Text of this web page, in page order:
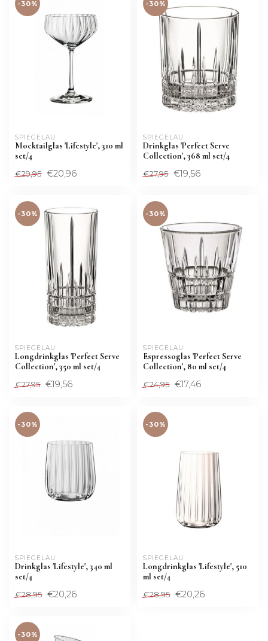
-30%
SPIEGELAU
Mocktailglas 'Lifestyle', 310 ml
set/4
€29,95 €20,96
-30%
SPIEGELAU
Drinkglas 'Perfect Serve
Collection', 368 ml set/4
€27,95 €19,56
-30%
SPIEGELAU
Longdrinkglas 'Perfect Serve
Collection', 350 ml set/4
€27,95 €19,56
-30%
SPIEGELAU
Espressoglas 'Perfect Serve
Collection', 80 ml set/4
€24,95 €17,46
-30%
SPIEGELAU
Drinkglas 'Lifestyle', 340 ml
set/4
€28,95 €20,26
-30%
SPIEGELAU
Longdrinkglas 'Lifestyle', 510
ml set/4
€28,95 €20,26
-30%